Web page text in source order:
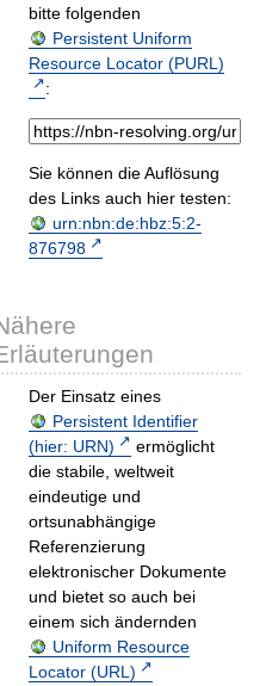
bitte folgenden
Persistent Uniform
Resource Locator (PURL)
:
Sie können die Auflösung
des Links auch hier testen:
urn:nbn:de:hbz:5:2-
876798
Der Einsatz eines
Persistent Identifier
(hier: URN)
ermöglicht
die stabile, weltweit
eindeutige und
ortsunabhängige
Referenzierung
elektronischer Dokumente
und bietet so auch bei
einem sich ändernden
Uniform Resource
Locator (URL)